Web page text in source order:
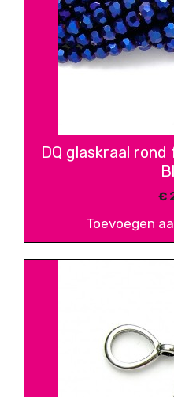
DQ glaskraal
€
Toevoegen